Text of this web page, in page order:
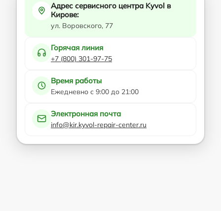
Адрес сервисного центра Kyvol в
Кирове:
ул. Воровского, 77
Горячая линия
+7 (800) 301-97-75
Время работы
Ежедневно с 9:00 до 21:00
Электронная почта
info@kir.kyvol-repair-center.ru